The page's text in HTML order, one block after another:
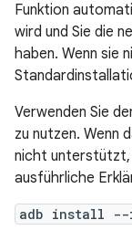
Funktion
wird und Sie die
haben. Wenn sie
Verwenden Sie
zu nutzen. Wenn
nicht unterstützt,
ausführliche
adb install --